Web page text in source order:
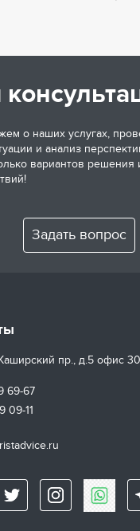
о наших услугах,
и анализ
вариантов решения
Задать вопрос
пр., д.5 офис
69-67
09-11